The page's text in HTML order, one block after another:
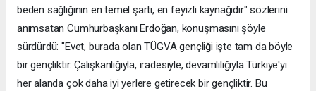
beden sağlığının en temel şartı, en feyizli kaynağıdır" sözlerini
anımsatan Cumhurbaşkanı Erdoğan, konuşmasını şöyle
sürdürdü: "Evet, burada olan TÜGVA gençliği işte tam da böyle
bir gençliktir. Çalışkanlığıyla, iradesiyle, devamlılığıyla Türkiye'yi
her alanda çok daha iyi yerlere getirecek bir gençliktir. Bu